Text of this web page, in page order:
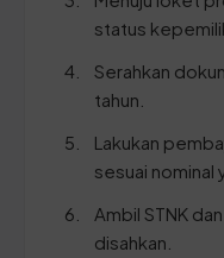
status
Serahkan
tahun.
Lakukan
sesuai nominal
Ambil STNK
disahkan.